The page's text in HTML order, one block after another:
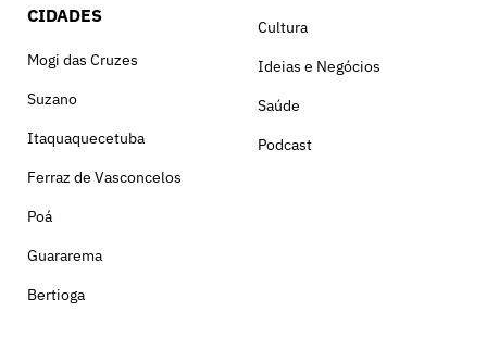
CIDADES
Mogi das Cruzes
Suzano
Itaquaquecetuba
Ferraz de Vasconcelos
Poá
Guararema
Bertioga
Cultura
Ideias e Negócios
Saúde
Podcast